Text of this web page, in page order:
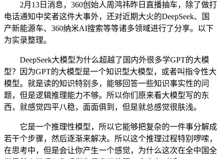
2月13日消息，360创始人周鸿祎昨日直播抽车，除了做打
电话通知中奖者这件大事外，还对近期大火的DeepSeek、国
产新能源车、360纳米AI搜索等等诸多领域进行了分享。以下
为实录整理。
DeepSeek大模型为什么超越了国内外很多学GPT的大模
型？因为GPT的大模型是一个知识型大模型，或者叫指令性大
模型。就是读的知识特别多，能够回答一些知识事实性的问
题，但是逻辑推理能力不够。所以你们原来看大模型写的东
西，就感觉四平八稳，面面俱到，但是就总感觉很肤浅。
它是一个推理性模型，所以它能够把复杂的一件事分解成
若干个步骤，然后逐渐来解决。所以这个推理过程特别啰嗦，
在思考中，但是会让你产生一个感觉，为什么这次在全中国全